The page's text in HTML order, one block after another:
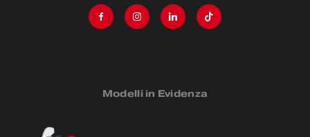
Modelli in Evidenza